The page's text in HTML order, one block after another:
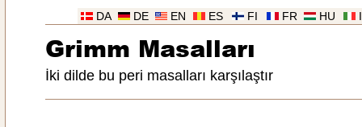
HU
FR
FI
ES
EN
DE
DA
Grimm Masalları
İki dilde bu peri masalları karşılaştır